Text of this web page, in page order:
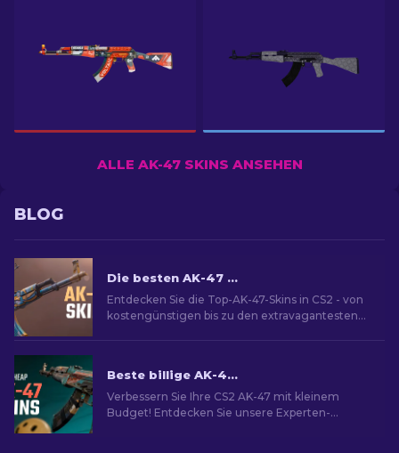
ALLE AK-47 SKINS ANSEHEN
BLOG
Die besten AK-47 Skins in CS2: Von günstig zu teuer
Entdecken Sie die Top-AK-47-Skins in CS2 - von
kostengünstigen bis zu den extravagantesten
Beste billige AK-47 Skins in CS2 unter 10 Dollar
Verbessern Sie Ihre CS2 AK-47 mit kleinem
Budget! Entdecken Sie unsere Experten-